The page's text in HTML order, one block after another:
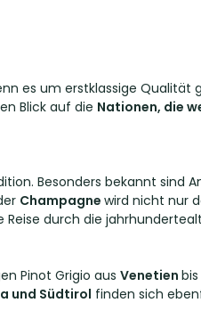
es um erstklassige
Blick auf die Nationen, die
Besonders bekannt sind
Champagne wird nicht nur
Reise durch die
Pinot Grigio aus Venetien
und Südtirol finden sich